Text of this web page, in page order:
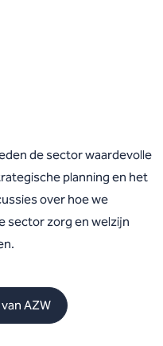
de sector waardevolle
planning en het
over hoe we
sector zorg en welzijn
AZW